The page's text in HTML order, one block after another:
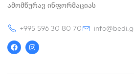
Ამომწურავ Ინფორმაციას
+995 596 30 80 70
a
c
e
o
n
s
t
r